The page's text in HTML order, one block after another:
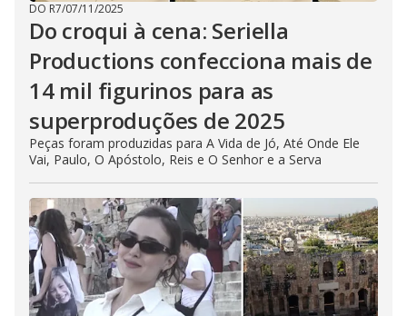
DO R7/07/11/2025
Do croqui à cena: Seriella
Productions confecciona mais de
14 mil figurinos para as
superproduções de 2025
Peças foram produzidas para A Vida de Jó, Até Onde Ele
Vai, Paulo, O Apóstolo, Reis e O Senhor e a Serva